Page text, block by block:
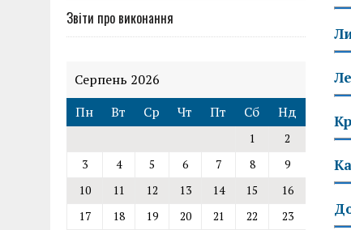
Звіти про виконання
Серпень 2026
Пн
Вт Ср Чт Пт Сб Нд
1
2
3
4 5 6 7 8
9
10
11 12 13 14 15
16
17
18 19 20 21 22 23